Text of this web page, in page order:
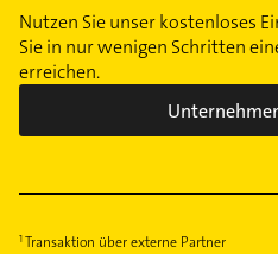
Nutzen Sie unser kostenloses
Sie in nur wenigen Schritten
erreichen.
Transaktion über externe Partner